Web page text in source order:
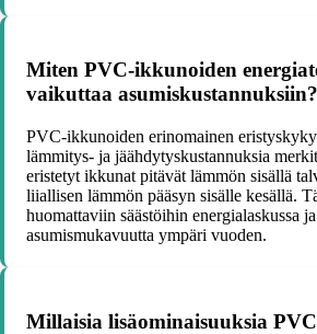
Miten PVC-ikkunoiden
vaikuttaa asumiskustannuksiin?
PVC-ikkunoiden erinomainen eristyskyky
lämmitys- ja jäähdytyskustannuksia
eristetyt ikkunat pitävät lämmön sisällä
liiallisen lämmön pääsyn sisälle kesällä.
huomattaviin säästöihin energialaskussa
asumismukavuutta ympäri vuoden.
Millaisia lisäominaisuuksia